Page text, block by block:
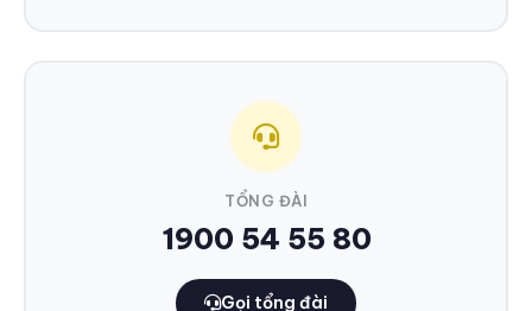
TỔNG ĐÀI
1900 54 55 80
Gọi tổng đài